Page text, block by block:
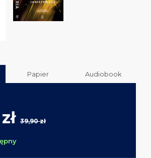
Papier Audiobook
39,90 zł